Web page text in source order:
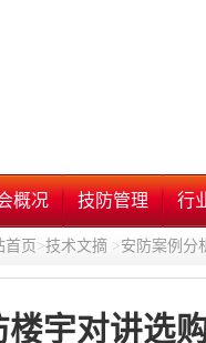
概况 技防管理 行
首页 >技术文摘 >安防案例分
楼宇对讲选